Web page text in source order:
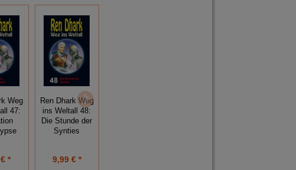
Weg
47:
*
Ren Dhark Weg
ins Weltall 48:
Die Stunde der
Synties
9,99 € *